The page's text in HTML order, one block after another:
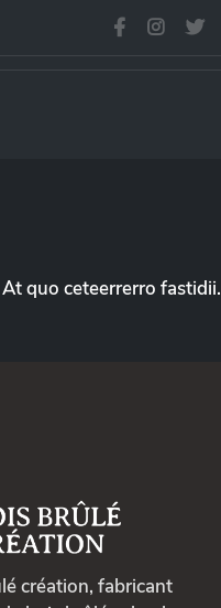
quo ceteerrerro fastidii.
création, fabricant